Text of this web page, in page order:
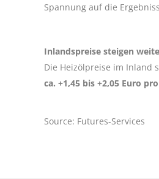
Spannung auf die
Inlandspreise steigen
Die Heizölpreise im Inland
ca. +1,45 bis +2,05 Euro
Source: Futures-Services